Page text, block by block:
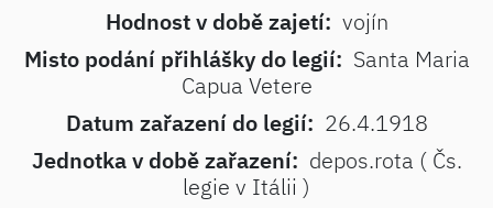
Hodnost v době zajetí: vojín
Misto podání přihlášky do legií: Santa Maria
Capua Vetere
Datum zařazení do legií: 26.4.1918
Jednotka v době zařazení: depos.rota ( Čs.
legie v Itálii )